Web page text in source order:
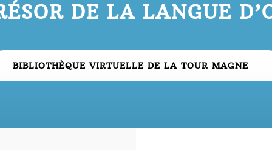
DE LA LANGUE
BIBLIOTHÈQUE VIRTUELLE DE LA TOUR MAGNE